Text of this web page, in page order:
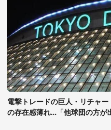
電撃トレードの巨人・リチャ
の存在感薄れ...「他球団の方が